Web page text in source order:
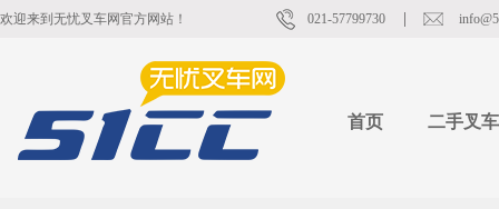
欢迎来到无忧叉车网官方网站！ 021-57799730
首页 二手叉车